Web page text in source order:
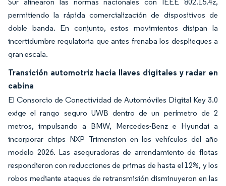
permitiendo la rápida comercialización de dispositivos de
doble banda. En conjunto, estos movimientos disipan la
incertidumbre regulatoria que antes frenaba los despliegues a
gran escala.
Transición automotriz hacia llaves digitales y radar en
cabina
El Consorcio de Conectividad de Automóviles Digital Key 3.0
exige el rango seguro UWB dentro de un perímetro de 2
metros, impulsando a BMW, Mercedes-Benz e Hyundai a
incorporar chips NXP Trimension en los vehículos del año
modelo 2026. Las aseguradoras de arrendamiento de flotas
respondieron con reducciones de primas de hasta el 12%, y los
robos mediante ataques de retransmisión disminuyeron en las